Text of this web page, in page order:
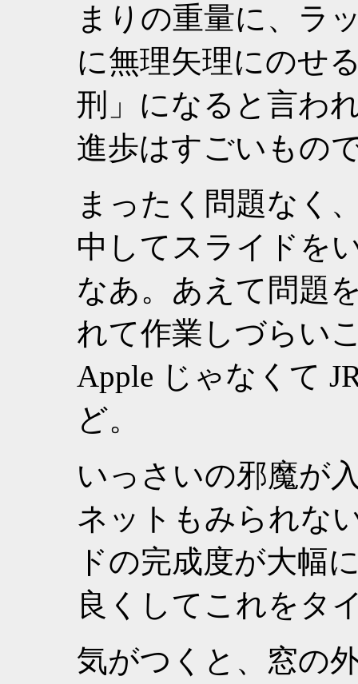
まりの重量に、ラ
に無理矢理にのせ
刑」になると言わ
進歩はすごいもの
まったく問題なく
中してスライドを
なあ。あえて問題
れて作業しづらい
Apple じゃなくて
ど。
いっさいの邪魔が
ネットもみられな
ドの完成度が大幅
良くしてこれをタ
気がつくと、窓の